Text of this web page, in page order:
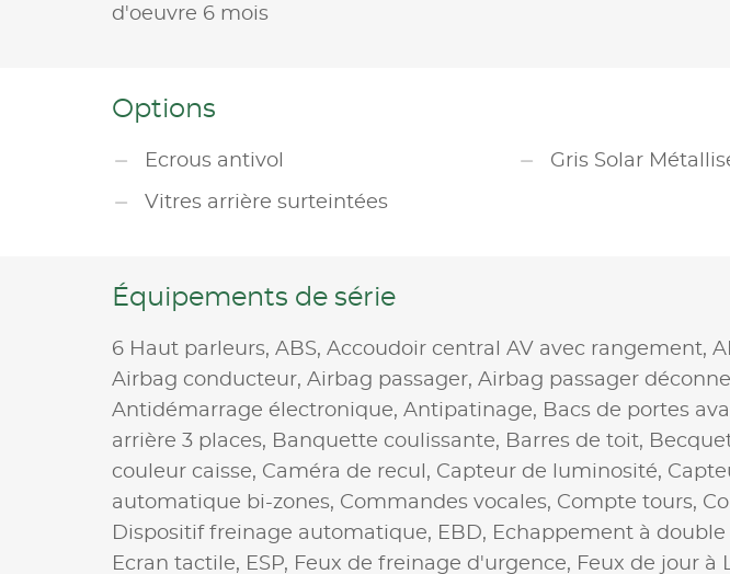
d'oeuvre 6 mois
Options
Ecrous antivol Gris Solar
Vitres arrière surteintées
Équipements de série
6 Haut parleurs, ABS, Accoudoir central AV avec rangement,
Airbag conducteur, Airbag passager, Airbag passager
Antidémarrage électronique, Antipatinage, Bacs de portes
arrière 3 places, Banquette coulissante, Barres de toit,
couleur caisse, Caméra de recul, Capteur de luminosité,
automatique bi-zones, Commandes vocales, Compte tours,
Dispositif freinage automatique, EBD, Echappement à double
Ecran tactile, ESP, Feux de freinage d'urgence, Feux de jour à